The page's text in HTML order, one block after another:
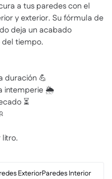
a tus paredes con el
y exterior. Su fórmula de
deja un acabado
del tiempo.
duración 💪
intemperie 🌦️
⏳
litro.
ExteriorParedes Interior